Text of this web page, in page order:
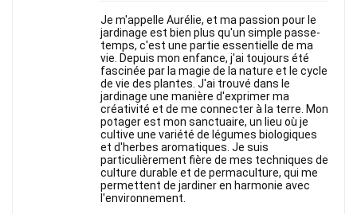
Je m'appelle Aurélie, et ma passion pour le
jardinage est bien plus qu'un simple passe-
temps, c'est une partie essentielle de ma
vie. Depuis mon enfance, j'ai toujours été
fascinée par la magie de la nature et le cycle
de vie des plantes. J'ai trouvé dans le
jardinage une manière d'exprimer ma
créativité et de me connecter à la terre. Mon
potager est mon sanctuaire, un lieu où je
cultive une variété de légumes biologiques
et d'herbes aromatiques. Je suis
particulièrement fière de mes techniques de
culture durable et de permaculture, qui me
permettent de jardiner en harmonie avec
l'environnement.